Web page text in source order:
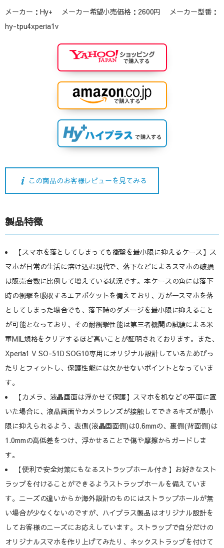
メーカー：Hy+ メーカー希望小売価格：2600円 メーカー型番：
hy-tpu4xperia1v
この商品のお客様レビューを見てみる
製品特徴
【スマホを落としてしまっても衝撃を最小限に抑えるケース】ス
マホが日常の生活に溶け込む現代で、落下などによるスマホの破損
は販売台数に比例して増えている状況です。本ケースの角には落下
時の衝撃を吸収するエアポケットを備えており、万が一スマホを落
としてしまった場合でも、落下時のダメージを最小限に抑えること
が可能となっており、その耐衝撃性能は第三者機関の試験による米
軍MIL規格をクリアするほど高いことが証明されております。また、
Xperia1 V SO-51D SOG10専用にオリジナル設計しているためぴっ
たりとフィットし、保護性能には欠かせないポイントとなっていま
す。
【カメラ、液晶画面は浮かせて保護】スマホを机などの平面に置
いた場合に、液晶画面やカメラレンズが接触してできるキズが最小
限に抑えられるよう、表側(液晶画面側)は0.6mmの、裏側(背面側)は
1.0mmの高低差をつけ、浮かせることで傷や摩擦からガードしま
す。
【便利で安全対策にもなるストラップホール付き】お好きなスト
ラップを付けることができるようストラップホールを備えていま
す。ニーズの違いからか海外設計のものにはストラップホールが無
い場合が少なくないのですが、ハイプラス製品はオリジナル設計を
してお客様のニーズにお応えしています。ストラップで自分だけの
オリジナルスマホを作り上げてみたり、ネックストラップを付けて